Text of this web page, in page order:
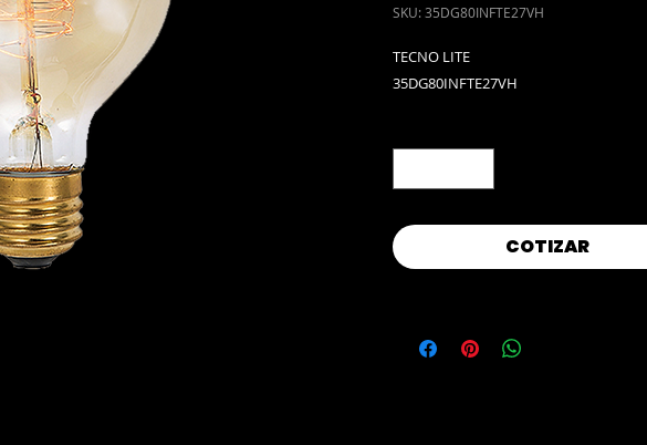
SKU: 35DG80INFTE27VH
TECNO LITE
35DG80INFTE27VH
COTIZAR